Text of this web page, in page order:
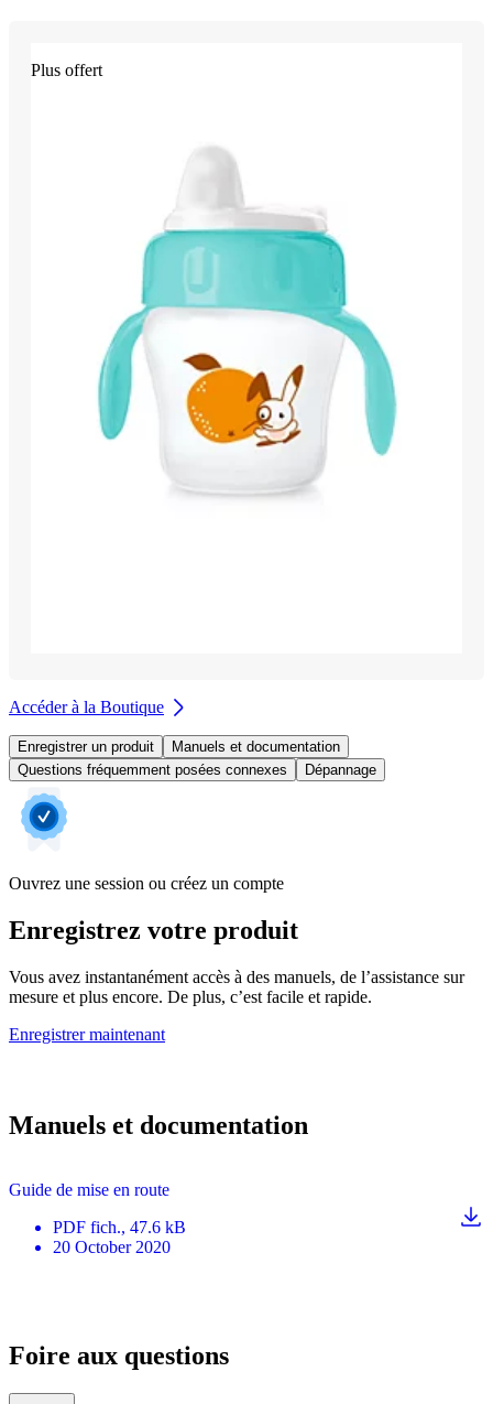
Plus offert
Accéder à la Boutique
Enregistrer un produit
Manuels et documentation
Questions fréquemment posées connexes
Dépannage
Ouvrez une session ou créez un compte
Enregistrez votre produit
Vous avez instantanément accès à des manuels, de l’assistance sur
mesure et plus encore. De plus, c’est facile et rapide.
Enregistrer maintenant
Manuels et documentation
Guide de mise en route
PDF fich., 47.6 kB
20 October 2020
Foire aux questions